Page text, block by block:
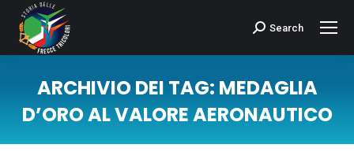
Cerca:Search
ARCHIVIO DEI TAG: MEDAGLIA
D’ORO AL VALORE AERONAUTICO